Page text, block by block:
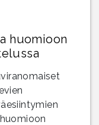
huomioon